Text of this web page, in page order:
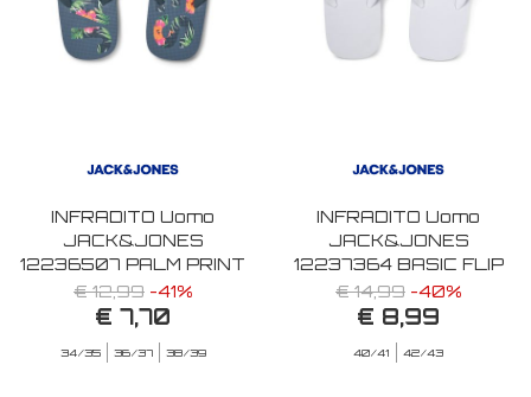
INFRADITO Uomo
JACK&JONES
12236507 PALM PRINT
NAVY BLAZER
€ 12,99 -41%
€ 7,70
34/35 36/37 38/39
INFRADITO Uomo
JACK&JONES
12237364 BASIC FLIP
FLOP WHITE
€ 14,99 -40%
€ 8,99
40/41 42/43